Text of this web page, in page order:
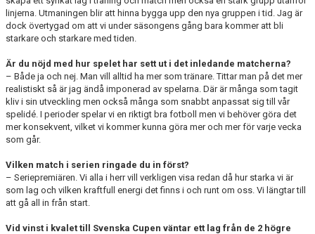
linjerna. Utmaningen blir att hinna bygga upp den nya gruppen i tid. Jag är
dock övertygad om att vi under säsongens gång bara kommer att bli
starkare och starkare med tiden.
Är du nöjd med hur spelet har sett ut i det inledande matcherna?
– Både ja och nej. Man vill alltid ha mer som tränare. Tittar man på det mer
realistiskt så är jag ändå imponerad av spelarna. Där är många som tagit
kliv i sin utveckling men också många som snabbt anpassat sig till vår
spelidé. I perioder spelar vi en riktigt bra fotboll men vi behöver göra det
mer konsekvent, vilket vi kommer kunna göra mer och mer för varje vecka
som går.
Vilken match i serien ringade du in först?
– Seriepremiären. Vi alla i herr vill verkligen visa redan då hur starka vi är
som lag och vilken kraftfull energi det finns i och runt om oss. Vi längtar till
att gå all in från start.
Vid vinst i kvalet till Svenska Cupen väntar ett lag från de 2 högre